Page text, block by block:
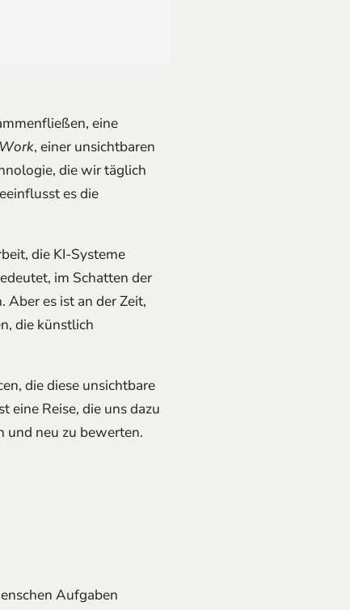
eine
, einer unsichtbaren
die wir täglich
es die
die KI-Systeme
im Schatten der
es ist an der Zeit,
die künstlich
die diese unsichtbare
eine Reise, die uns dazu
und neu zu bewerten.
Aufgaben